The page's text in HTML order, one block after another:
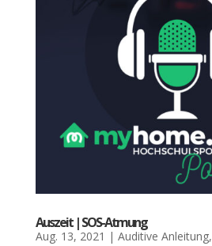
Aus­zeit | SOS-Atmung
Aug. 13, 2021 | Auditive Anleitung,